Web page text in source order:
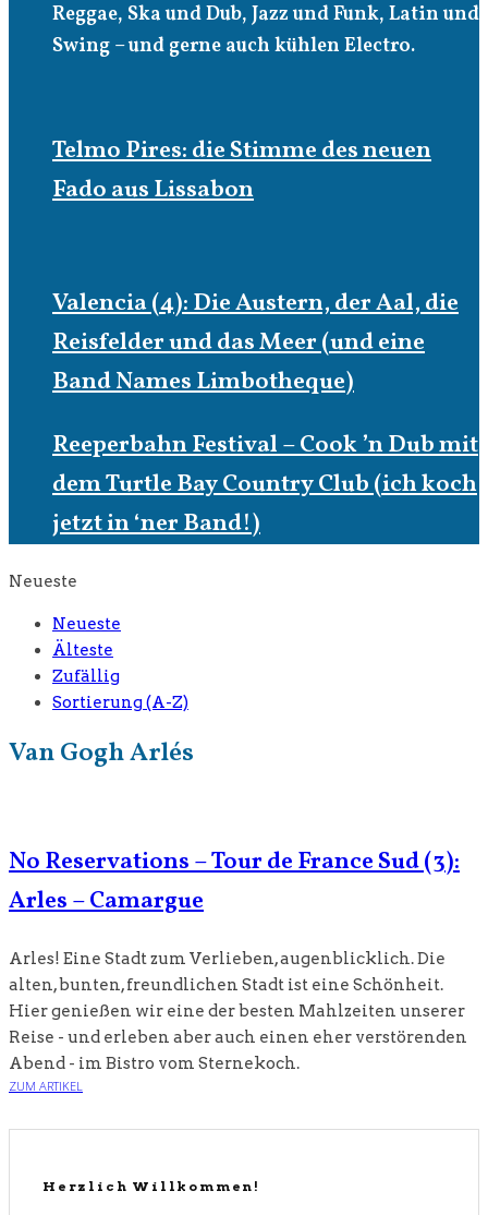
Reggae, Ska und Dub, Jazz und Funk, Latin und
Swing – und gerne auch kühlen Electro.
Telmo Pires: die Stimme des neuen
Fado aus Lissabon
Valencia (4): Die Austern, der Aal, die
Reisfelder und das Meer (und eine
Band Names Limbotheque)
Reeperbahn Festival – Cook ’n Dub mit
dem Turtle Bay Country Club (ich koch
jetzt in ‘ner Band!)
Neueste
Neueste
Älteste
Zufällig
Sortierung (A-Z)
Van Gogh Arlés
No Reservations – Tour de France Sud (3):
Arles – Camargue
Arles! Eine Stadt zum Verlieben, augenblicklich. Die
alten, bunten, freundlichen Stadt ist eine Schönheit.
Hier genießen wir eine der besten Mahlzeiten unserer
Reise - und erleben aber auch einen eher verstörenden
Abend - im Bistro vom Sternekoch.
ZUM ARTIKEL
Herzlich Willkommen!